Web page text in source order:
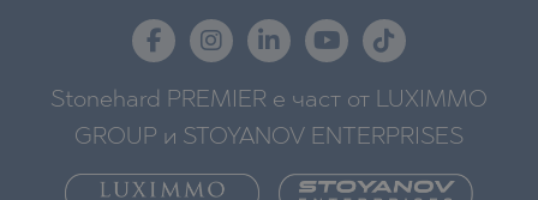
Stonehard PREMIER е част от LUXIMMO
GROUP и STOYANOV ENTERPRISES